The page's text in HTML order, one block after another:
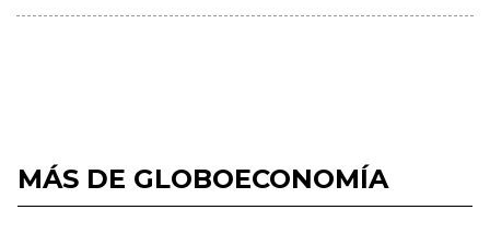
MÁS DE GLOBOECONOMÍA